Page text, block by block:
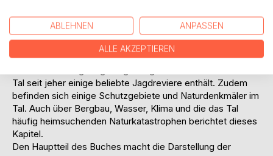
herausgebildet haben. Auf diesem Untergrund hat sich
dann eine besondere biologische Situation eingestellt, auf
die auch ausführlich eingegangen wird. Nicht von ungefähr
kommt es, dass sich der Naturpark Zillertal in einer
Tal seit jeher einige beliebte Jagdreviere enthält. Zudem
befinden sich einige Schutzgebiete und Naturdenkmäler im
Tal. Auch über Bergbau, Wasser, Klima und die das Tal
häufig heimsuchenden Naturkatastrophen berichtet dieses
Kapitel.
Den Hauptteil des Buches macht die Darstellung der
ABLEHNEN ANPASSEN
ALLE AKZEPTIEREN